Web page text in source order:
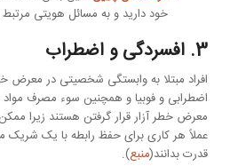
خود دارید و به مسائل هویتی
3. افسردگی و اضطراب
افراد مبتلا به وابستگی شخصیتی در معرض
اضطرابی و فوبیا و همچنین سوء مصرف
معرض خطر آزار قرار گرفتن هستند زیرا
عملاً هر کاری برای حفظ رابطه با یک
قدرت بدانند(منبع).